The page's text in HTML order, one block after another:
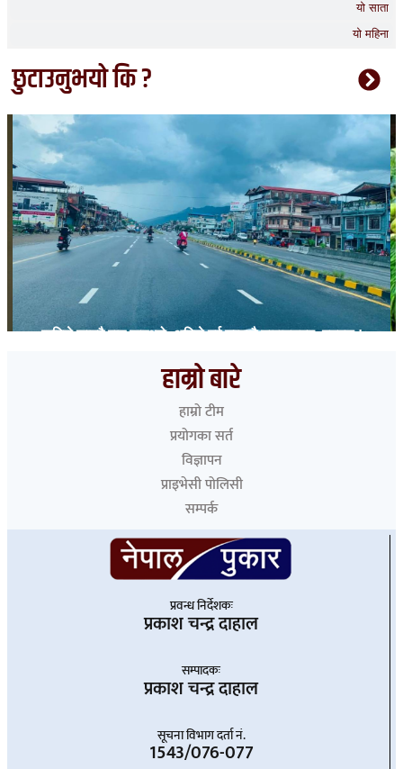
यो साता
यो महिना
छुटाउनुभयो कि ?
कहिले जाममै रात कट्थ्यो, अहिले दुई घण्टामै नारायणगढ–बुटवल !
हाम्रो बारे
हाम्रो टीम
प्रयोगका सर्त
विज्ञापन
प्राइभेसी पोलिसी
सम्पर्क
प्रवन्ध निर्देशकः
प्रकाश चन्द्र दाहाल
सम्पादकः
प्रकाश चन्द्र दाहाल
सूचना विभाग दर्ता नं.
1543/076-077